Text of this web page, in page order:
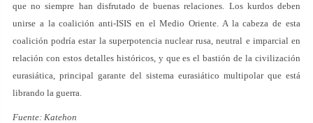
que no siempre han disfrutado de buenas relaciones. Los kurdos deben
unirse a la coalición anti-ISIS en el Medio Oriente. A la cabeza de esta
coalición podría estar la superpotencia nuclear rusa, neutral e imparcial en
relación con estos detalles históricos, y que es el bastión de la civilización
eurasiática, principal garante del sistema eurasiático multipolar que está
librando la guerra.
Fuente: Katehon